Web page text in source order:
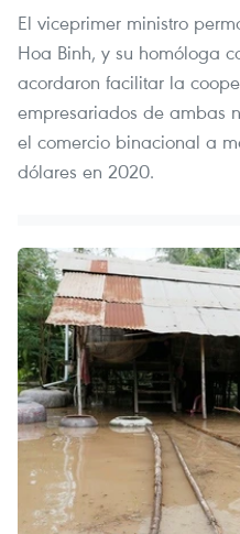
El viceprimer ministro
Hoa Binh, y su homóloga
acordaron facilitar la
empresariados de ambas
el comercio binacional a
dólares en 2020.